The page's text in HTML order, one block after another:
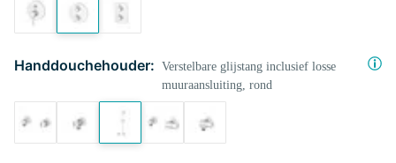
Handdouchehouder: Verstelbare glijstang inclusief losse
muuraansluiting, rond